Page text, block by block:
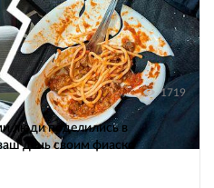
1719
люди поделились в
день своим фиаско